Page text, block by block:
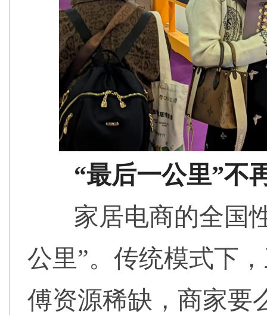
“最后一公里”不
家居电商的全国
公里”。传统模式下
傅资源稀缺，商家要